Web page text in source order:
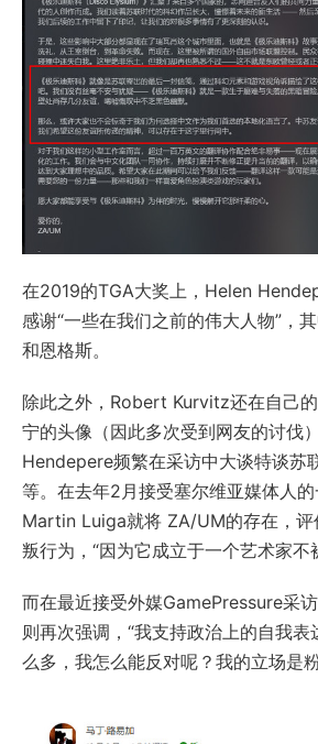
在2019的TGA大奖上，Helen
感谢“一些在我们之前的伟大人物”，
和恩格斯。
除此之外，Robert Kurvitz还在自己
宁的头像（因此多次受到网友的讨伐
Hendepere频繁在采访中大谈特谈苏
等。在去年2月接受塞尔维亚媒体人的
Martin Luiga就将 ZA/UM的存在，评
叛行为，“因为它成立于一个艺术家不
而在最近接受外媒GamePressure采
则再次强调，“我支持政治上的自我
么多，我怎么能反对呢？我的立场是